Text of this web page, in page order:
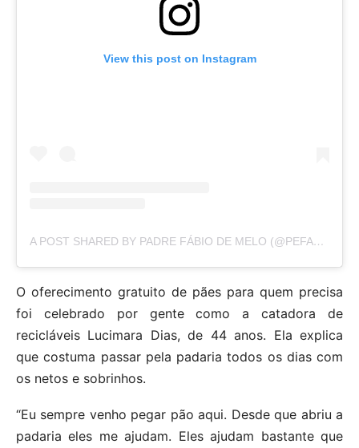
View this post on Instagram
A POST SHARED BY PADRE FÁBIO DE MELO (@PEFABIODEMELO)
O oferecimento gratuito de pães para quem precisa
foi celebrado por gente como a catadora de
recicláveis Lucimara Dias, de 44 anos. Ela explica
que costuma passar pela padaria todos os dias com
os netos e sobrinhos.
“Eu sempre venho pegar pão aqui. Desde que abriu a
padaria eles me ajudam. Eles ajudam bastante que